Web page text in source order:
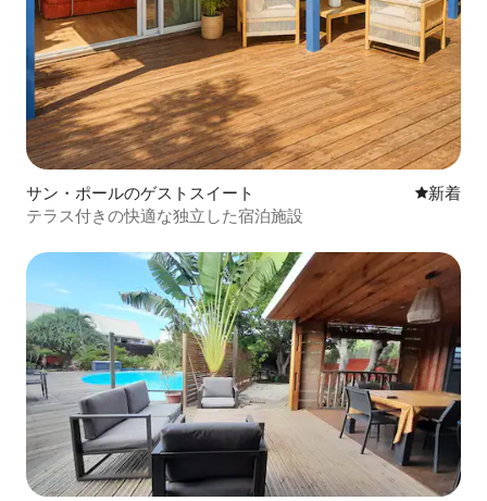
サン・ポールのゲストスイート 新しい宿
新着
テラス付きの快適な独立した宿泊施設